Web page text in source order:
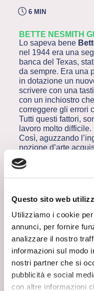
Questo sito web
Utilizziamo i cookie
annunci, per fornire
analizzare il nostro
informazioni sul modo
nostri partner che si
pubblicità e social
con altre informazioni
6 MIN
BETTE NESMITH
Lo sapeva bene
nel 1944 era una
banca del Texas,
da sempre. Era una
in dotazione un
scrivere con una
con un inchiostro
correggere gli errori
Tutti questi fattori,
lavoro molto difficile.
Così, aguzzando
nozione d’arte
Guardandola
imperfezioni e
nuovo strato di
alcunetempereche
riprodurre il colore
ufficio e coprendo i
pennello. Questa
pulita della
appena visibile
bianchetto,
indispensabile per
di battitura, per anni
dattilografi del